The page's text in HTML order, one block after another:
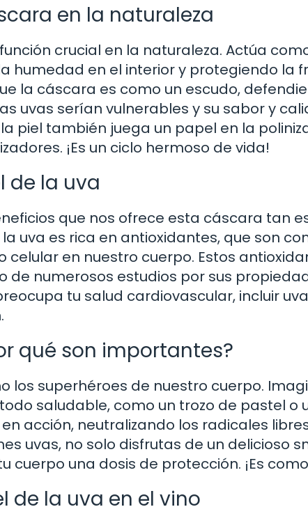
en la naturaleza
crucial en la naturaleza. Actúa
humedad en el interior y protegiendo la
la cáscara es como un escudo,
uvas serían vulnerables y su sabor y
piel también juega un papel en la
¡Es un ciclo hermoso de vida!
de la uva
que nos ofrece esta cáscara tan
uva es rica en antioxidantes, que son
en nuestro cuerpo. Estos
de numerosos estudios por sus
tu salud cardiovascular, incluir
qué son importantes?
los superhéroes de nuestro cuerpo.
saludable, como un trozo de pastel o
acción, neutralizando los radicales
uvas, no solo disfrutas de un delicioso
cuerpo una dosis de protección. ¡Es
de la uva en el vino